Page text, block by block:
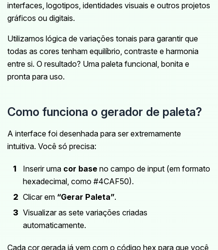
interfaces, logotipos, identidades visuais e outros projetos
gráficos ou digitais.
Utilizamos lógica de variações tonais para garantir que
todas as cores tenham equilíbrio, contraste e harmonia
entre si. O resultado? Uma paleta funcional, bonita e
pronta para uso.
Como funciona o gerador de paleta?
A interface foi desenhada para ser extremamente
intuitiva. Você só precisa:
Inserir uma cor base no campo de input (em formato
hexadecimal, como #4CAF50).
Clicar em “Gerar Paleta”.
Visualizar as sete variações criadas
automaticamente.
Cada cor gerada já vem com o código hex para que você